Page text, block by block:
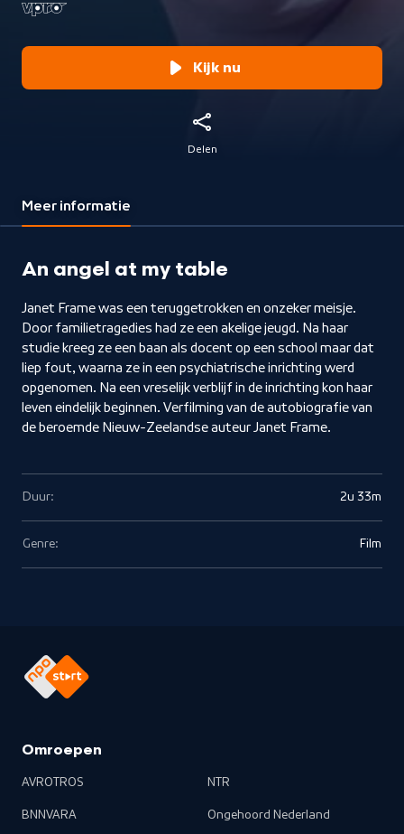
Kijk nu
Delen
Meer informatie
An angel at my table
Janet Frame was een teruggetrokken en onzeker meisje.
Door familietragedies had ze een akelige jeugd. Na haar
studie kreeg ze een baan als docent op een school maar dat
liep fout, waarna ze in een psychiatrische inrichting werd
opgenomen. Na een vreselijk verblijf in de inrichting kon haar
leven eindelijk beginnen. Verfilming van de autobiografie van
de beroemde Nieuw-Zeelandse auteur Janet Frame.
Duur: 2u 33m
Genre: Film
Omroepen
AVROTROS
BNNVARA
NTR
Ongehoord Nederland